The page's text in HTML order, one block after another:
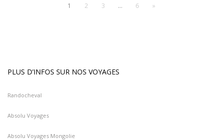
1 2 3 … 6 »
PLUS D’INFOS SUR NOS VOYAGES
Randocheval
Absolu Voyages
Absolu Voyages Mongolie